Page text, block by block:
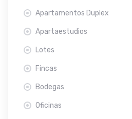
Apartamentos Duplex
Apartaestudios
Lotes
Fincas
Bodegas
Oficinas